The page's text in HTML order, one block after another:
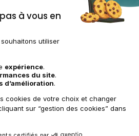
& CGU
de venteDonnées personnelles
Plan du site
BE-FR | €